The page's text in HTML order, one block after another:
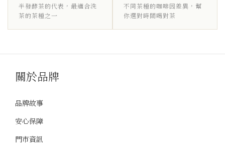
半發酵茶的代表，最適合洗
茶的茶種之一
不同茶種的咖啡因差異，幫
你選對時間喝對茶
關於品牌
品牌故事
安心保障
門市資訊